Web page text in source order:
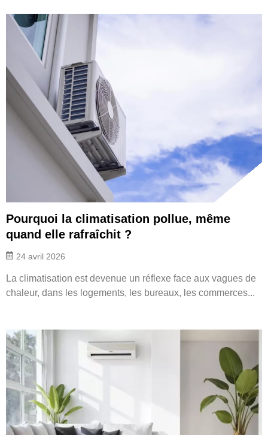
Pourquoi la climatisation pollue, même
quand elle rafraîchit ?
24 avril 2026
La climatisation est devenue un réflexe face aux vagues de
chaleur, dans les logements, les bureaux, les commerces...